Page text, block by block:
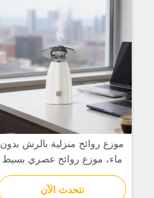
موزع روائح منزلية بالرش بدون
ماء، موزع روائح عصري بسيط
نتحدث الآن